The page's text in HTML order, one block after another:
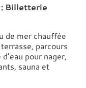
: Billetterie
de mer chauffée à
parcours
pour nager,
sauna et